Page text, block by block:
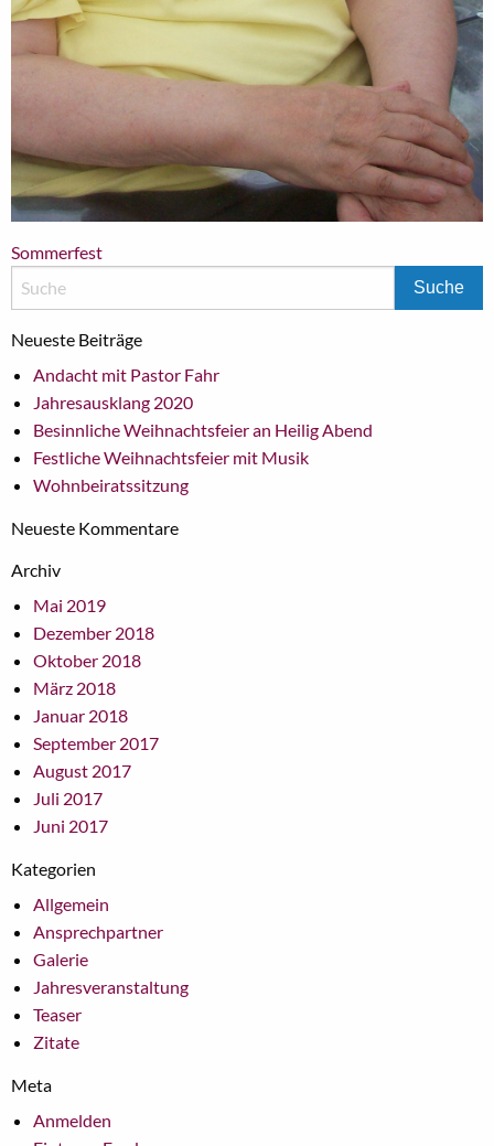
Beitragsnavigation
Sommerfest
Neueste Beiträge
Andacht mit Pastor Fahr
Jahresausklang 2020
Besinnliche Weihnachtsfeier an Heilig Abend
Festliche Weihnachtsfeier mit Musik
Wohnbeiratssitzung
Neueste Kommentare
Archiv
Mai 2019
Dezember 2018
Oktober 2018
März 2018
Januar 2018
September 2017
August 2017
Juli 2017
Juni 2017
Kategorien
Allgemein
Ansprechpartner
Galerie
Jahresveranstaltung
Teaser
Zitate
Meta
Anmelden